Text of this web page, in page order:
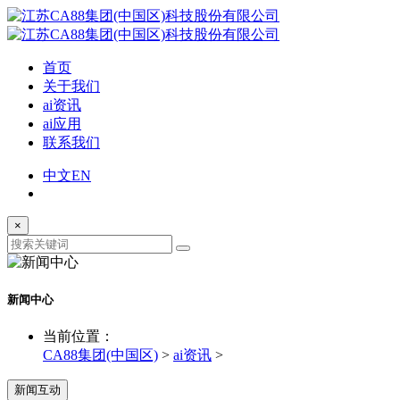
首页
关于我们
ai资讯
ai应用
联系我们
中文EN
×
新闻中心
当前位置：
CA88集团(中国区) > ai资讯 >
新闻互动